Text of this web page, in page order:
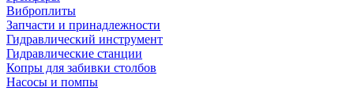
Виброплиты
Запчасти и принадлежности
Гидравлический инструмент
Гидравлические станции
Копры для забивки столбов
Насосы и помпы